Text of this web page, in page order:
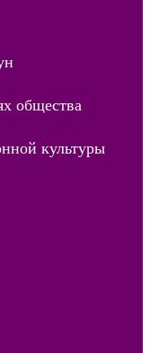
общества
культуры